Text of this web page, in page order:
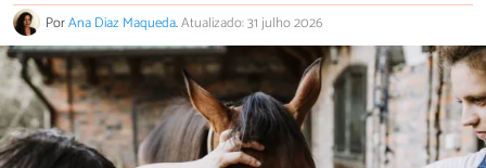
PorAna Diaz Maqueda.Atualizado: 31 julho 2026